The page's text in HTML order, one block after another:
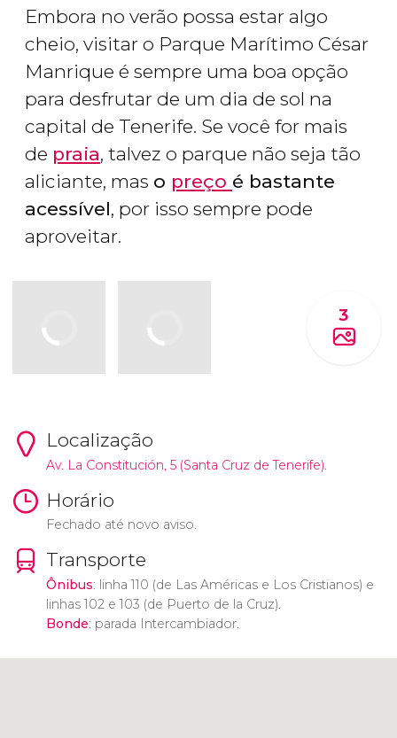
Embora no verão possa estar algo
cheio, visitar o Parque Marítimo César
Manrique é sempre uma boa opção
para desfrutar de um dia de sol na
capital de Tenerife. Se você for mais
de praia, talvez o parque não seja tão
aliciante, mas o preço é bastante
acessível, por isso sempre pode
aproveitar.
3
Localização
Av. La Constitución, 5 (Santa Cruz de Tenerife).
Horário
Fechado até novo aviso.
Transporte
Ônibus: linha 110 (de Las Américas e Los Cristianos) e
linhas 102 e 103 (de Puerto de la Cruz).
Bonde: parada Intercambiador.